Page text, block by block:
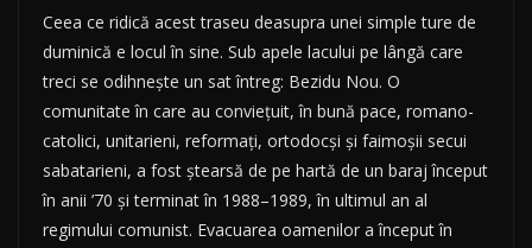
Ceea ce ridică acest traseu deasupra unei simple ture de
duminică e locul în sine. Sub apele lacului pe lângă care
treci se odihnește un sat întreg: Bezidu Nou. O
comunitate în care au conviețuit, în bună pace, romano-
catolici, unitarieni, reformați, ortodocși și faimoșii secui
sabatarieni, a fost ștearsă de pe hartă de un baraj început
în anii ’70 și terminat în 1988–1989, în ultimul an al
regimului comunist. Evacuarea oamenilor a început în